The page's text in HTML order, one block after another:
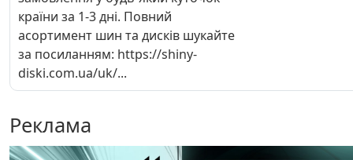
країни за 1-3 дні. Повний
асортимент шин та дисків шукайте
за посиланням: https://shiny-
diski.com.ua/uk/...
Реклама